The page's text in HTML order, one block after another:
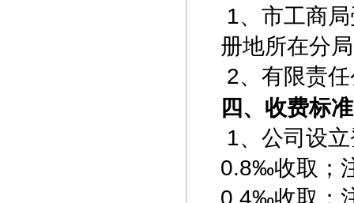
1、市工商
册地所在分
2、有限责
四、 收费标
1、公司设
0.8‰收取；
0.4‰收取；